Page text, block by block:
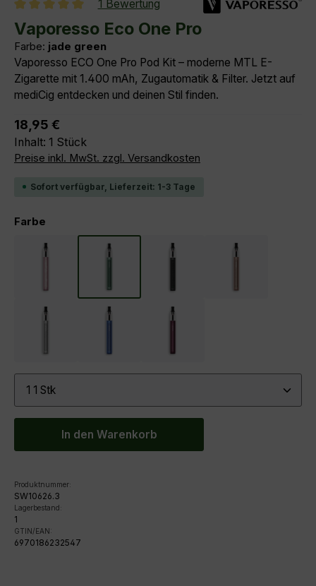
Durchschnittliche Bewertung von 5 von 5 Sternen
1 Bewertung
Vaporesso Eco One Pro
Farbe: jade green
Vaporesso ECO One Pro Pod Kit – moderne MTL E-
Zigarette mit 1.400 mAh, Zugautomatik & Filter. Jetzt auf
mediCig entdecken und deinen Stil finden.
Regulärer Preis:
18,95 €
Inhalt: 1 Stück
Preise inkl. MwSt. zzgl. Versandkosten
Sofort verfügbar, Lieferzeit: 1-3 Tage
Farbe
Produkt Anzahl: Gib den gewünschten Wert ein
In den Warenkorb
Produktnummer:
SW10626.3
Lagerbestand:
1
GTIN/EAN:
6970186232547